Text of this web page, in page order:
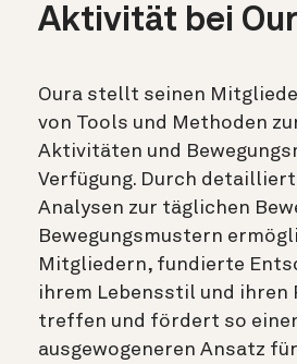
Aktivität bei
Oura stellt seinen
von Tools und Methoden
Aktivitäten und
Verfügung. Durch
Analysen zur täglichen
Bewegungsmustern
Mitgliedern, fundierte
ihrem Lebensstil und ihren
treffen und fördert so
ausgewogeneren Ansatz